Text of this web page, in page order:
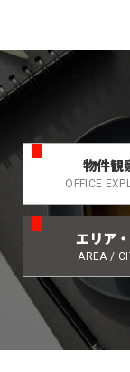
物件観
OFFICE
エリア
AREA /